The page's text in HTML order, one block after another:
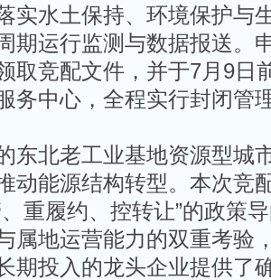
实水土保持、环境保护与
期运行监测与数据报送。
取竞配文件，并于7月9日
务中心，全程实行封闭管
东北老工业基地资源型城
动能源结构转型。本次竞
重履约、控转让”的政策
属地运营能力的双重考验
期投入的龙头企业提供了